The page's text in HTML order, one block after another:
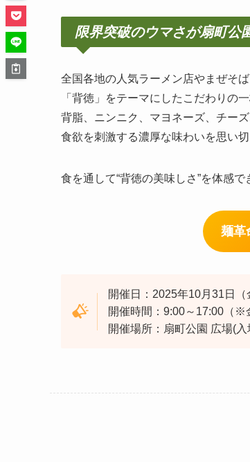
限界突破のウマさが扇町公
全国各地の人気ラーメン店やまぜそ
「背徳」をテーマにしたこだわりの
背脂、ニンニク、マヨネーズ、チーズ
食欲を刺激する濃厚な味わいを思い切
食を通して“背徳の美味しさ”を体感
麺革
開催日：2025年10月31日（
開催時間：9:00～17:00（※
開催場所：扇町公園 広場(